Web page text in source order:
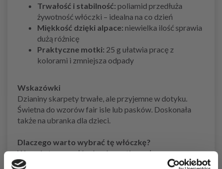
Trwałość i stabilność: poliamid przedłuża
żywotność włóczki – idealna na co dzień
Miękkość dzięki alpace: niewielka ilość sprawia
dużą różnicę
Praktyczne motki: 25 g ułatwia pracę z
kolorami i zmniejsza odpady
Wskazówki
Dzianiny skarpety trwałe, ale przyjemne w dotyku.
Świetna do wzorów fair isle lub pasków. Doskonała
także na ubranka dla dzieci.
Dlaczego warto wybrać tę włóczkę?
Wszechstronna włóczka skarpetkowa łącząca
trwałość z miękkością – odpowiednia do wielu